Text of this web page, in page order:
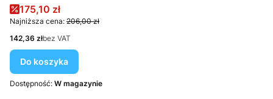
Cena promocyjna
175,10 zł
Najniższa cena: 206,00 zł
Cena
142,36 złbez VAT
Do koszyka
Dostępność: W magazynie